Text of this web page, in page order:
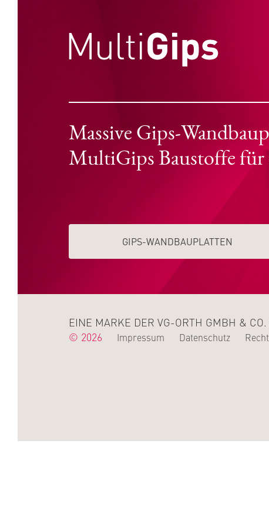
Massive Gips-
MultiGips Baustoffe für
GIPS-WAND­­BAUPLATTEN
EINE MARKE DER VG-ORTH GMBH & CO.
© 2026
Impressum Datenschutz